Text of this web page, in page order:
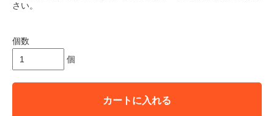
さい。
個数
個
カートに入れる